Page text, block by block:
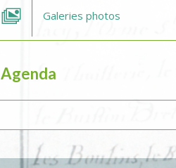
Galeries photos
Agenda